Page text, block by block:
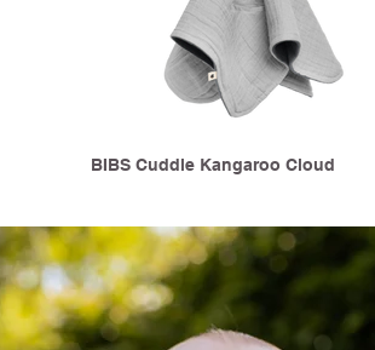
BIBS Cuddle Kangaroo Cloud